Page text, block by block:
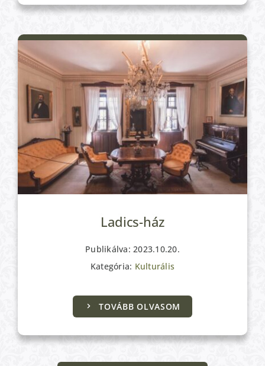
Ladics-ház
Publikálva: 2023.10.20.
Kategória: Kulturális
TOVÁBB OLVASOM